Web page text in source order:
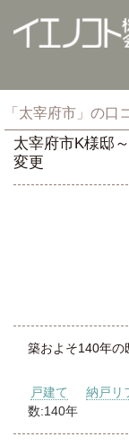
「太宰府市」の口
太宰府市K様邸
変更
築およそ140年の
戸建て 納戸リ
数:140年